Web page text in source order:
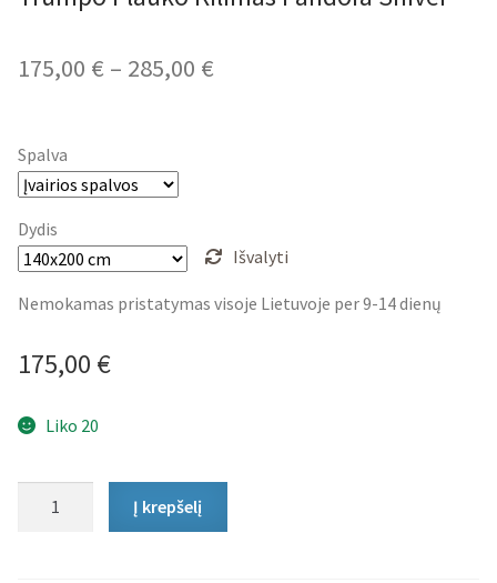
175,00 € – 285,00 €
Spalva
Dydis
Išvalyti
Nemokamas pristatymas visoje Lietuvoje per 9-14 dienų
175,00 €
Liko 20
Į krepšelį